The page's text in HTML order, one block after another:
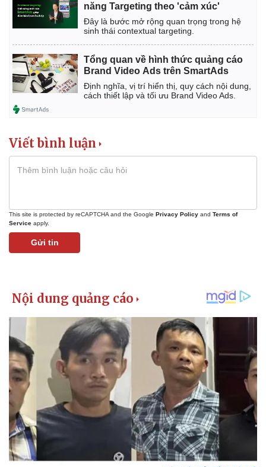
năng Targeting theo 'cảm xúc'
Đây là bước mở rộng quan trọng trong hệ
sinh thái contextual targeting.
Tổng quan về hình thức quảng cáo
Brand Video Ads trên SmartAds
Định nghĩa, vị trí hiển thị, quy cách nội dung,
cách thiết lập và tối ưu Brand Video Ads.
Viết bình luận
This site is protected by reCAPTCHA and the Google Privacy Policy and Terms of
Service apply.
Gửi tin